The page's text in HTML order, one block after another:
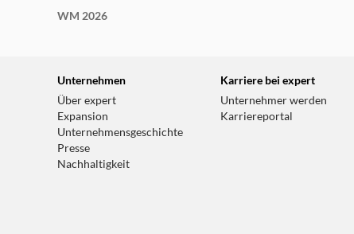
WM 2026
Unternehmen
Über expert
Expansion
Unternehmensgeschichte
Presse
Nachhaltigkeit
Karriere bei expert
Unternehmer werden
Karriereportal